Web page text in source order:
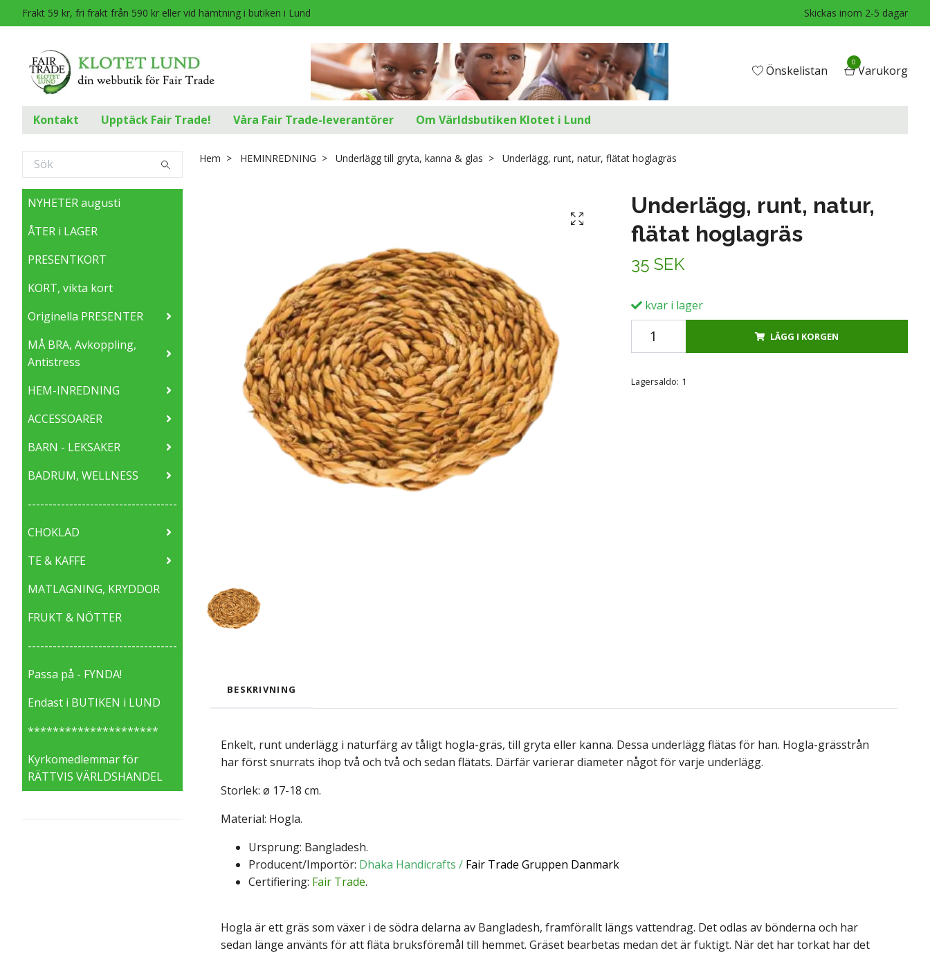
Frakt 59 kr, fri frakt från 590 kr eller vid hämtning i butiken i Lund Skickas inom 2-5 dagar
Önskelistan
0
Varukorg
Kontakt Upptäck Fair Trade! Våra Fair Trade-leverantörer Om Världsbutiken Klotet i Lund
NYHETER augusti
ÅTER i LAGER
PRESENTKORT
KORT, vikta kort
Originella PRESENTER
MÅ BRA, Avkoppling,
Antistress
HEM-INREDNING
ACCESSOARER
BARN - LEKSAKER
BADRUM, WELLNESS
------------------------------------
CHOKLAD
TE & KAFFE
MATLAGNING, KRYDDOR
FRUKT & NÖTTER
------------------------------------
Passa på - FYNDA!
Endast i BUTIKEN i LUND
*********************
Kyrkomedlemmar för
RÄTTVIS VÄRLDSHANDEL
Hem HEMINREDNING Underlägg till gryta, kanna & glas Underlägg, runt, natur, flätat hoglagräs
Underlägg, runt, natur,
flätat hoglagräs
35 SEK
kvar i lager
LÄGG I KORGEN
Lagersaldo: 1
BESKRIVNING
Enkelt, runt underlägg i naturfärg av tåligt hogla-gräs, till gryta eller kanna. Dessa underlägg flätas för han. Hogla-grässtrån
har först snurrats ihop två och två och sedan flätats. Därfär varierar diameter något för varje underlägg.
Storlek: ø 17-18 cm.
Material: Hogla.
Ursprung: Bangladesh.
Producent/Importör: Dhaka Handicrafts / Fair Trade Gruppen Danmark
Certifiering: Fair Trade.
Hogla är ett gräs som växer i de södra delarna av Bangladesh, framförallt längs vattendrag. Det odlas av bönderna och har
sedan länge använts för att fläta bruksföremål till hemmet. Gräset bearbetas medan det är fuktigt. När det har torkat har det